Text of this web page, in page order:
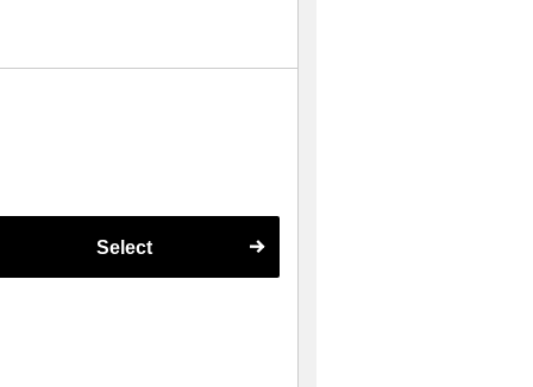
Select